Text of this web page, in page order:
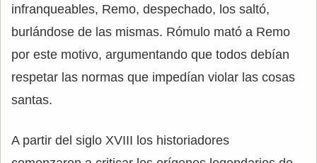
infranqueables, Remo, despechado, los saltó,
burlándose de las mismas. Rómulo mató a Remo
por este motivo, argumentando que todos debían
respetar las normas que impedían violar las cosas
santas.
A partir del siglo XVIII los historiadores